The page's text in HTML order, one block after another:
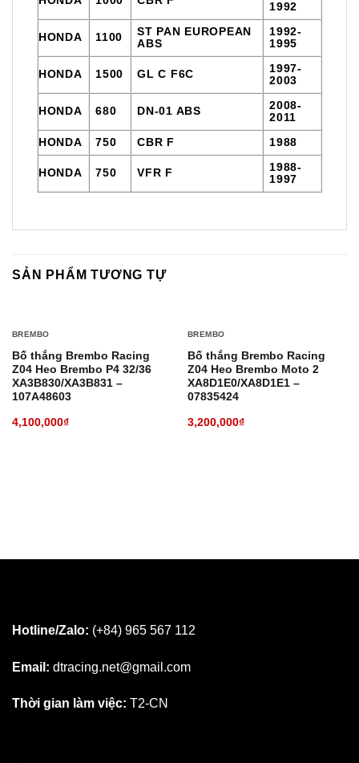
1992
HONDA 1100
ST PAN EUROPEAN
ABS
1992-
1995
HONDA 1500 GL C F6C
1997-
2003
HONDA 680 DN-01 ABS
2008-
2011
HONDA
750 CBR F 1988
HONDA 750 VFR F
1988-
1997
SẢN PHẨM TƯƠNG TỰ
BREMBO
Bố thắng Brembo Racing
Z04 Heo Brembo P4 32/36
XA3B830/XA3B831 –
107A48603
4,100,000₫
BREMBO
Bố thắng Brembo Racing
Z04 Heo Brembo Moto 2
XA8D1E0/XA8D1E1 –
07835424
3,200,000₫
Hotline/Zalo: (+84) 965 567 112
Email: dtracing.net@gmail.com
Thời gian làm việc: T2-CN